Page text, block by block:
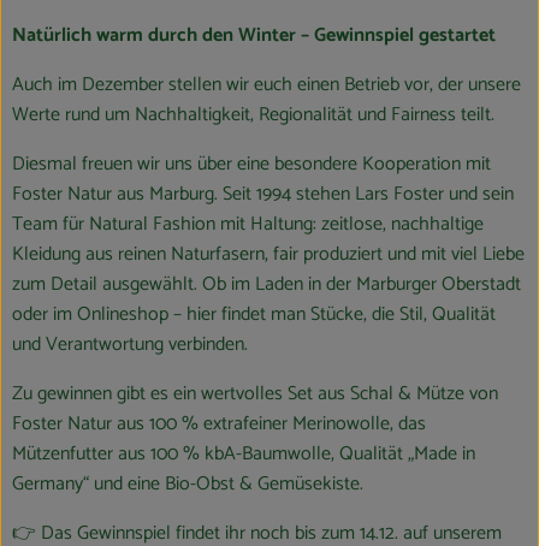
Natürlich warm durch den Winter – Gewinnspiel gestartet
Auch im Dezember stellen wir euch einen Betrieb vor, der unsere
Werte rund um Nachhaltigkeit, Regionalität und Fairness teilt.
Diesmal freuen wir uns über eine besondere Kooperation mit
Foster Natur aus Marburg. Seit 1994 stehen Lars Foster und sein
Team für Natural Fashion mit Haltung: zeitlose, nachhaltige
Kleidung aus reinen Naturfasern, fair produziert und mit viel Liebe
zum Detail ausgewählt. Ob im Laden in der Marburger Oberstadt
oder im Onlineshop – hier findet man Stücke, die Stil, Qualität
und Verantwortung verbinden.
Zu gewinnen gibt es ein wertvolles Set aus Schal & Mütze von
Foster Natur aus 100 % extrafeiner Merinowolle, das
Mützenfutter aus 100 % kbA-Baumwolle, Qualität „Made in
Germany“ und eine Bio-Obst & Gemüsekiste.
👉 Das Gewinnspiel findet ihr noch bis zum 14.12. auf unserem